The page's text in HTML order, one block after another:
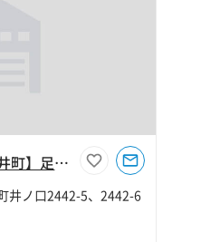
【神奈川県足柄上郡中井町】足柄上郡中井町井ノ口151坪倉庫
井ノ口2442-5、2442-6